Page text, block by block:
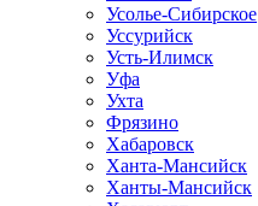
Усолье-Сибирское
Уссурийск
Усть-Илимск
Уфа
Ухта
Фрязино
Хабаровск
Ханта-Мансийск
Ханты-Мансийск